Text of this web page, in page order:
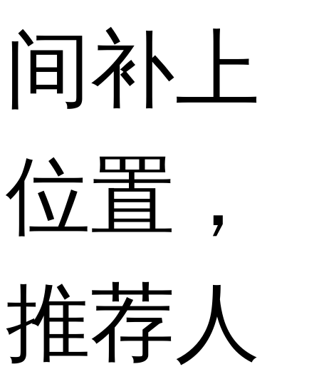
间补上
位置，
推荐人